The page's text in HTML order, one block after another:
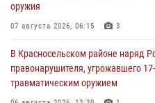
оружия
07 августа 2026, 06:15 3
В Красносельском районе наряд
правонарушителя, угрожавшего
травматическим оружием